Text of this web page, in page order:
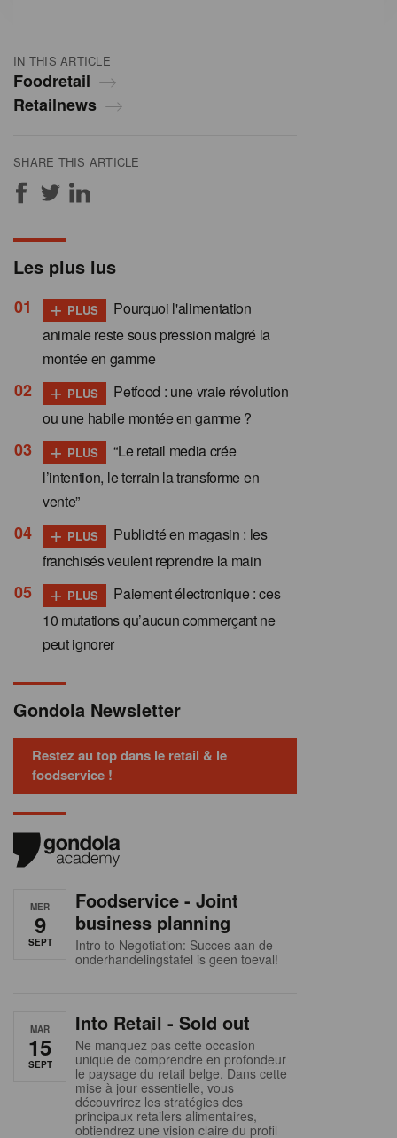
IN THIS ARTICLE
Foodretail
Retailnews
SHARE THIS ARTICLE
Les plus lus
+ PLUS
Pourquoi l'alimentation
animale reste sous pression malgré la
montée en gamme
+ PLUS
Petfood : une vraie révolution
ou une habile montée en gamme ?
+ PLUS
“Le retail media crée
l’intention, le terrain la transforme en
vente”
+ PLUS
Publicité en magasin : les
franchisés veulent reprendre la main
+ PLUS
Paiement électronique : ces
10 mutations qu’aucun commerçant ne
peut ignorer
Gondola Newsletter
Restez au top dans le retail & le
foodservice !
MER
9
SEPT
Foodservice - Joint
business planning
Intro to Negotiation: Succes aan de
onderhandelingstafel is geen toeval!
MAR
15
SEPT
Into Retail - Sold out
Ne manquez pas cette occasion
unique de comprendre en profondeur
le paysage du retail belge. Dans cette
mise à jour essentielle, vous
découvrirez les stratégies des
principaux retailers alimentaires,
obtiendrez une vision claire du profil